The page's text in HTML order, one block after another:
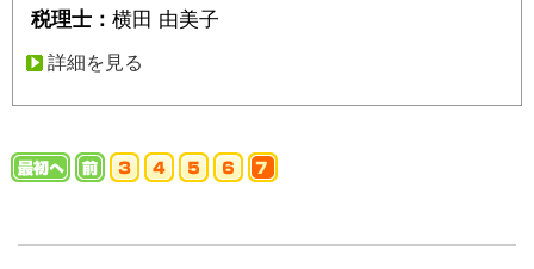
税理士： 横田 由美子
詳細を見る